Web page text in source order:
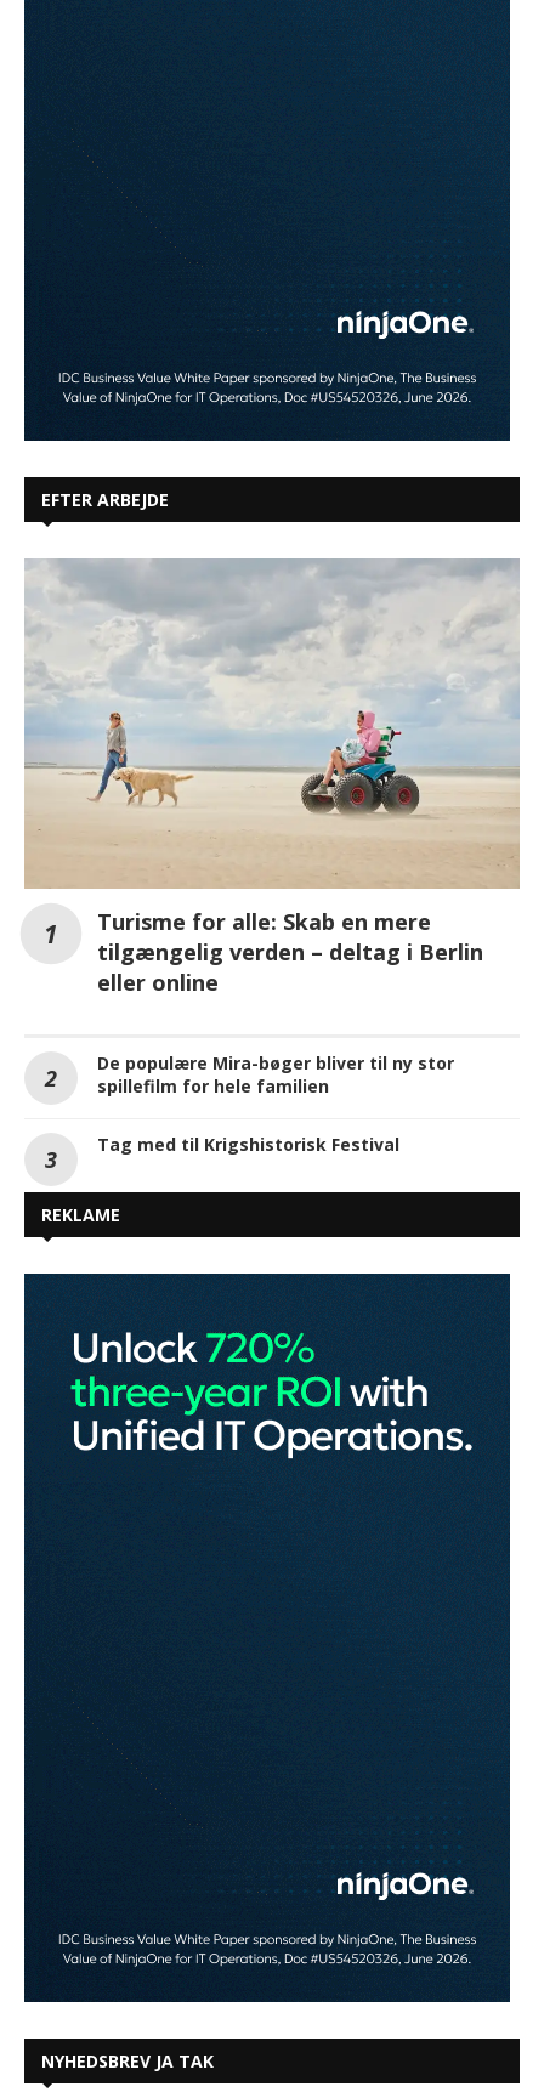
EFTER ARBEJDE
Turisme for alle: Skab en mere
tilgængelig verden – deltag i Berlin
eller online
De populære Mira-bøger bliver til ny stor
spillefilm for hele familien
Tag med til Krigshistorisk Festival
REKLAME
NYHEDSBREV JA TAK